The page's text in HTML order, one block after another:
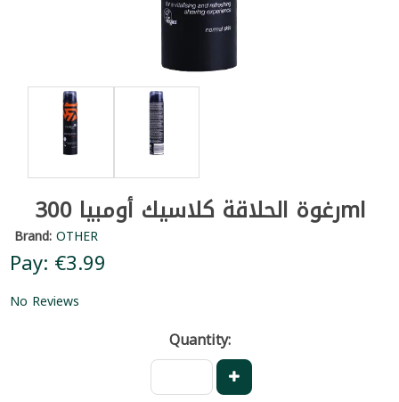
رغوة الحلاقة كلاسيك أومبيا 300ml
Brand:OTHER
Pay: €3.99
No Reviews
Quantity: